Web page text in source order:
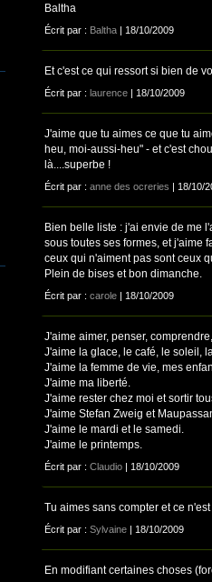
Baltha
Écrit par : Baltha | 18/10/2009
Et c'est ce qui ressort si bien de
Écrit par : laurence | 18/10/2009
J'aime que tu aimes ce que tu
heu, moi-aussi-heu" - et c'est
là....superbe !
Écrit par : anne des ocreries | 18/10/
Bien belle liste : j'ai envie de me
sous toutes ses formes, et j'aime
ceux qui n'aiment pas sont ceux
Plein de bises et bon dimanche.
Écrit par : carole | 18/10/2009
J'aime aimer, penser,
J'aime la glace, le café, le soleil,
J'aime la femme de vie, mes
J'aime ma liberté.
J'aime rester chez moi et sortir
J'aime Stefan Zweig et
J'aime le mardi et le samedi.
J'aime le printemps.
Écrit par : Claudio | 18/10/2009
Tu aimes sans compter et ce
Écrit par : Sylvaine | 18/10/2009
En modifiant certaines choses